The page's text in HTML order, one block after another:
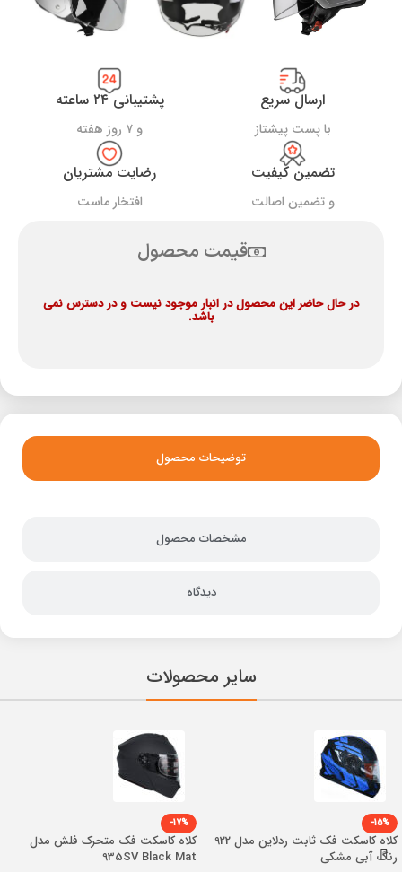
ارسال سریع
با پست پیشتاز
پشتیبانی ۲۴ ساعته
و ۷ روز هفته
تضمین کیفیت
و تضمین اصالت
رضایت مشتریان
افتخار ماست
قیمت محصول
در حال حاضر این محصول در انبار موجود نیست و در دسترس نمی
باشد.
توضیحات محصول
مشخصات محصول
دیدگاه
سایر محصولات
-15%
کلاه کاسکت فک ثابت ردلاین مدل 922
رنگ آبی مشکی
-17%
کلاه کاسکت فک متحرک فلش مدل
935SV Black Mat